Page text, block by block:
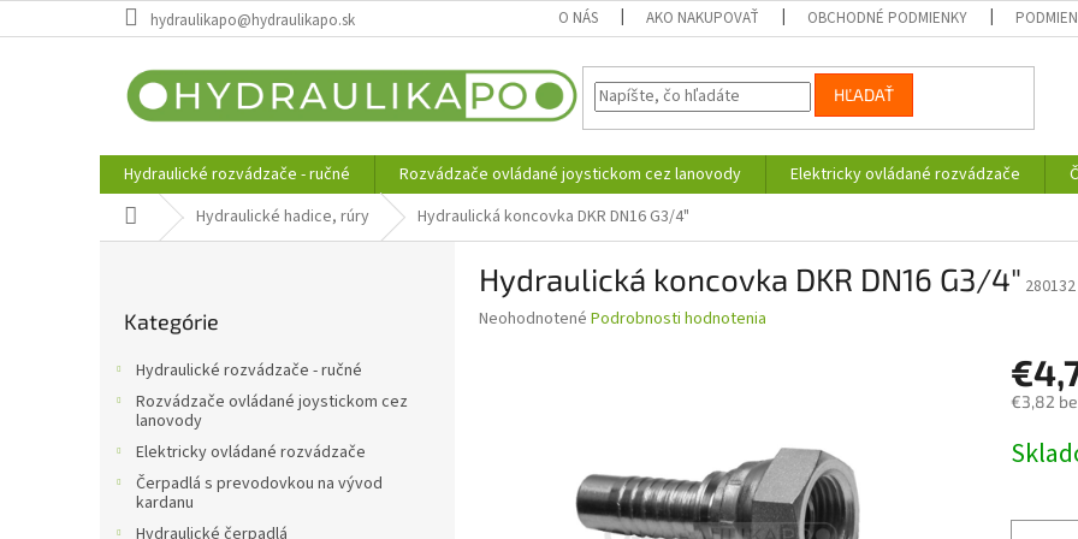
na
hydraulikapo@hydraulikapo.sk O NÁS AKO NAKUPOVAŤ OBCHODNÉ PODMIENKY
HĽADAŤ
Hydraulické rozvádzače - ručné Rozvádzače ovládané joystickom cez lanovody Elektricky ovládané rozvádzače
DomovHydraulické hadice, rúry Hydraulická koncovka DKR DN16 G3/4"
kategórie
Kategórie
Hydraulické rozvádzače - ručné
Rozvádzače ovládané joystickom cez
lanovody
Elektricky ovládané rozvádzače
Čerpadlá s prevodovkou na vývod
kardanu
Hydraulické čerpadlá
Hydraulická koncovka DKR DN16 G3/4" 280132
Priemerné
Neohodnotené Podrobnosti hodnotenia
€3,82
cena: